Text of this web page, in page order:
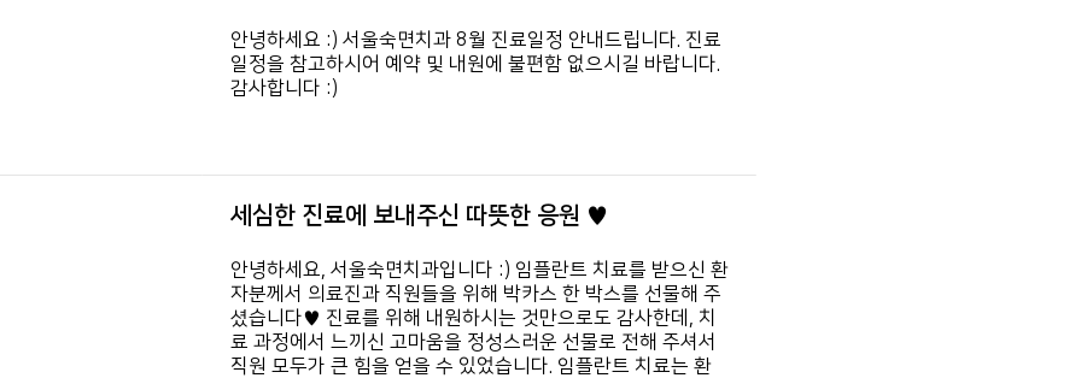
안녕하세요 :) 서울숙면치과 8월 진료일정 안내드립니다. 진료
일정을 참고하시어 예약 및 내원에 불편함 없으시길 바랍니다.
감사합니다 :)
세심한 진료에 보내주신 따뜻한 응원 ♥
안녕하세요, 서울숙면치과입니다 :) 임플란트 치료를 받으신 환
자분께서 의료진과 직원들을 위해 박카스 한 박스를 선물해 주
셨습니다♥ 진료를 위해 내원하시는 것만으로도 감사한데, 치
료 과정에서 느끼신 고마움을 정성스러운 선물로 전해 주셔서
직원 모두가 큰 힘을 얻을 수 있었습니다. 임플란트 치료는 환